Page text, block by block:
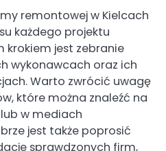
remontowej w Kielcach
każdego projektu
krokiem jest zebranie
wykonawcach oraz ich
Warto zwrócić uwagę
które można znaleźć na
w mediach
jest także poprosić
sprawdzonych firm,